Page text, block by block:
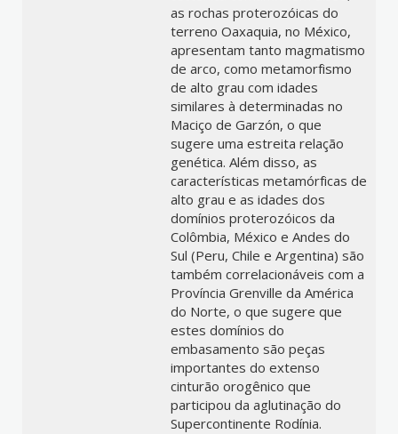
as rochas proterozóicas do
terreno Oaxaquia, no México,
apresentam tanto magmatismo
de arco, como metamorfismo
de alto grau com idades
similares à determinadas no
Maciço de Garzón, o que
sugere uma estreita relação
genética. Além disso, as
características metamórficas de
alto grau e as idades dos
domínios proterozóicos da
Colômbia, México e Andes do
Sul (Peru, Chile e Argentina) são
também correlacionáveis com a
Província Grenville da América
do Norte, o que sugere que
estes domínios do
embasamento são peças
importantes do extenso
cinturão orogênico que
participou da aglutinação do
Supercontinente Rodínia.